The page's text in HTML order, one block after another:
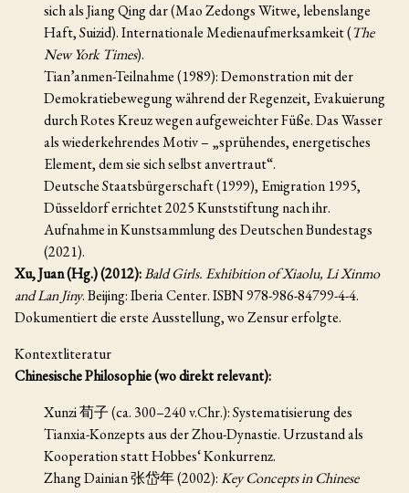
sich als Jiang Qing dar (Mao Zedongs Witwe, lebenslange
Haft, Suizid). Internationale Medienaufmerksamkeit (The
New York Times).
Tian’anmen-Teilnahme (1989): Demonstration mit der
Demokratiebewegung während der Regenzeit, Evakuierung
durch Rotes Kreuz wegen aufgeweichter Füße. Das Wasser
als wiederkehrendes Motiv – „sprühendes, energetisches
Element, dem sie sich selbst anvertraut“.
Deutsche Staatsbürgerschaft (1999), Emigration 1995,
Düsseldorf errichtet 2025 Kunststiftung nach ihr.
Aufnahme in Kunstsammlung des Deutschen Bundestags
(2021).
Xu, Juan (Hg.) (2012):Bald Girls. Exhibition of Xiaolu, Li Xinmo
and Lan Jiny. Beijing: Iberia Center. ISBN 978-986-84799-4-4.
Dokumentiert die erste Ausstellung, wo Zensur erfolgte.
Kontextliteratur
Chinesische Philosophie (wo direkt relevant):
Xunzi 荀子 (ca. 300–240 v.Chr.): Systematisierung des
Tianxia-Konzepts aus der Zhou-Dynastie. Urzustand als
Kooperation statt Hobbes‘ Konkurrenz.
Zhang Dainian 张岱年 (2002):Key Concepts in Chinese